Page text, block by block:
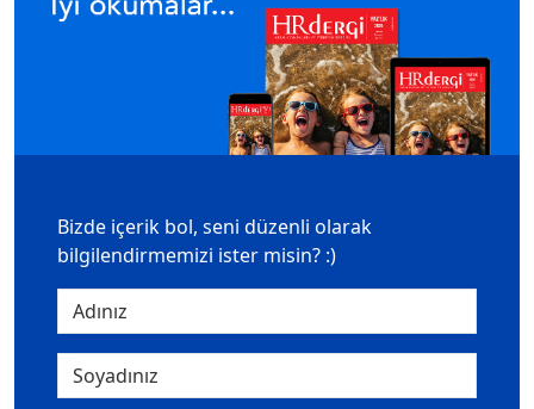
Bizde içerik bol, seni düzenli olarak
bilgilendirmemizi ister misin? :)